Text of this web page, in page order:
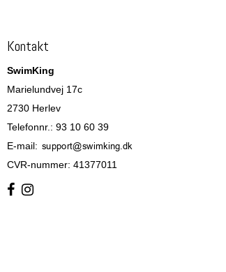
Kontakt
SwimKing
Marielundvej 17c
2730 Herlev
Telefonnr.: 93 10 60 39
E-mail:
CVR-nummer: 41377011